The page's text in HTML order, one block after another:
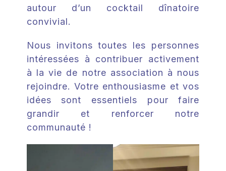
autour d’un cocktail dînatoire
convivial.
Nous invitons toutes les personnes
intéressées à contribuer activement
à la vie de notre association à nous
rejoindre. Votre enthousiasme et vos
idées sont essentiels pour faire
grandir et renforcer notre
communauté !